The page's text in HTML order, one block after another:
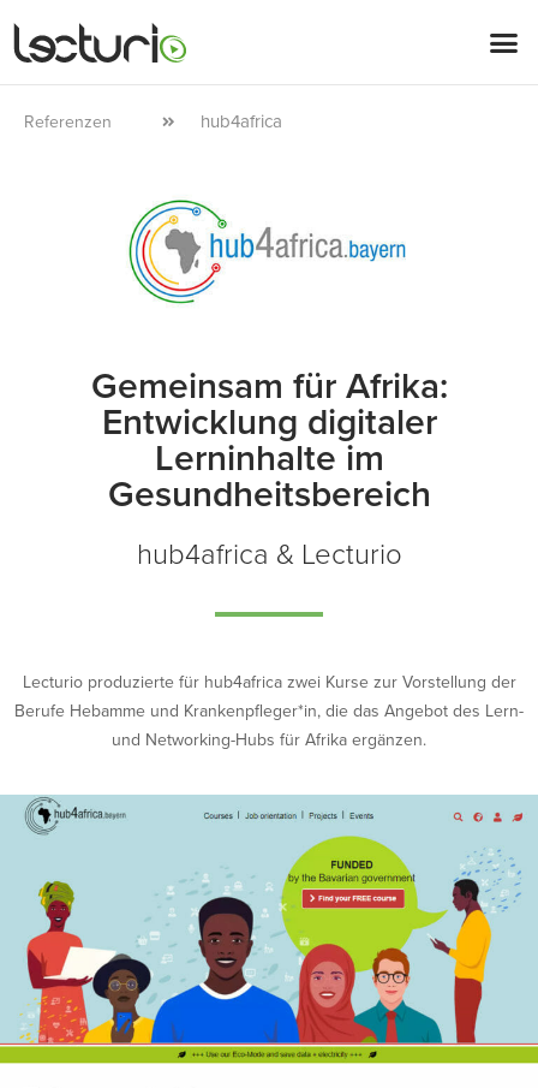
Referenzen hub4africa
Gemeinsam für Afrika:
Entwicklung digitaler
Lerninhalte im
Gesundheitsbereich
hub4africa & Lecturio
Lecturio produzierte für hub4africa zwei Kurse zur Vorstellung der
Berufe Hebamme und Krankenpfleger*in, die das Angebot des Lern-
und Networking-Hubs für Afrika ergänzen.